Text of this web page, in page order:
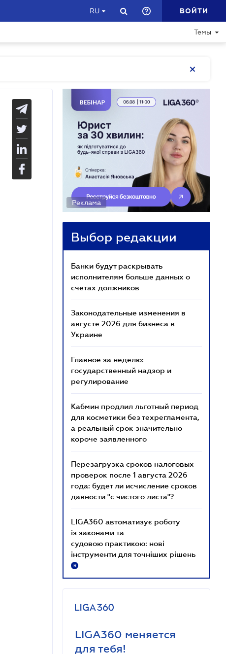
RU ВОЙТИ
Темы
Реклама
Выбор редакции
Банки будут раскрывать
исполнителям больше данных о
счетах должников
Законодательные изменения в
августе 2026 для бизнеса в
Украине
Главное за неделю:
государственный надзор и
регулирование
Кабмин продлил льготный период
для косметики без техрегламента,
а реальный срок значительно
короче заявленного
Перезагрузка сроков налоговых
проверок после 1 августа 2026
года: будет ли исчисление сроков
давности "с чистого листа"?
LIGA360 автоматизує роботу
із законами та
судовою практикою: нові
інструменти для точніших рішень
R
LIGA360 меняется
для тебя!